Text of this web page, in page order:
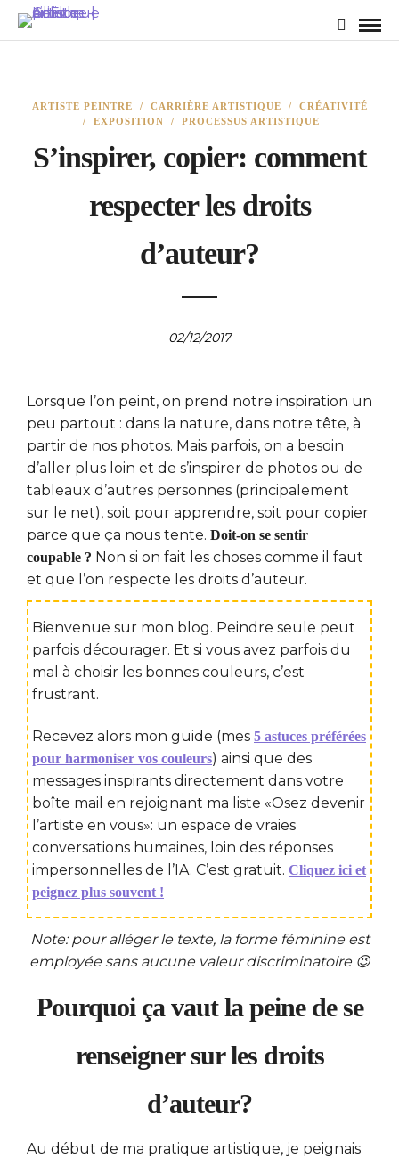
ARTISTE PEINTRE / CARRIÈRE ARTISTIQUE / CRÉATIVITÉ
/ EXPOSITION / PROCESSUS ARTISTIQUE
S’inspirer, copier: comment
respecter les droits
d’auteur?
02/12/2017
Lorsque l’on peint, on prend notre inspiration un
peu partout : dans la nature, dans notre tête, à
partir de nos photos. Mais parfois, on a besoin
d’aller plus loin et de s’inspirer de photos ou de
tableaux d’autres personnes (principalement
sur le net), soit pour apprendre, soit pour copier
parce que ça nous tente. Doit-on se sentir
coupable ? Non si on fait les choses comme il faut
et que l’on respecte les droits d’auteur.
Bienvenue sur mon blog. Peindre seule peut
parfois décourager. Et si vous avez parfois du
mal à choisir les bonnes couleurs, c’est
frustrant.
Recevez alors mon guide (mes 5 astuces préférées
pour harmoniser vos couleurs) ainsi que des
messages inspirants directement dans votre
boîte mail en rejoignant ma liste «Osez devenir
l’artiste en vous»: un espace de vraies
conversations humaines, loin des réponses
impersonnelles de l’IA. C’est gratuit. Cliquez ici et
peignez plus souvent !
Note: pour alléger le texte, la forme féminine est
employée sans aucune valeur discriminatoire 😉
Pourquoi ça vaut la peine de se
renseigner sur les droits
d’auteur?
Au début de ma pratique artistique, je peignais